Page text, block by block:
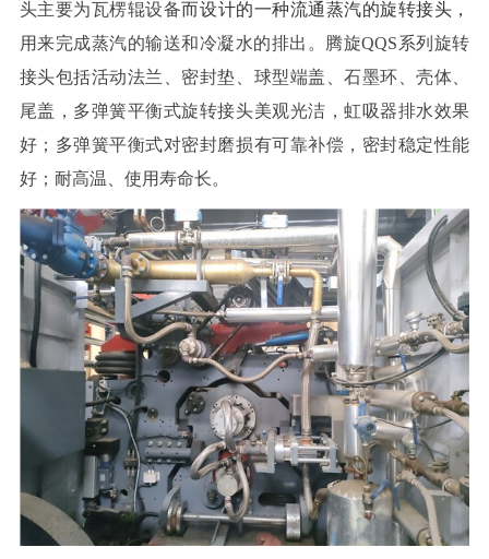
头主要为瓦楞辊设备而设计的一种流通蒸汽的旋转接头 ，
用来完成蒸汽的输送和冷凝水的排出 。 腾旋QQS系列旋转
接头包括活动法兰、密封垫、球型端盖、石墨环、壳体、
尾盖，多弹簧平衡式旋转接头美观光洁，虹吸器排水效果
好；多弹簧平衡式对密封磨损有可靠补偿，密封稳定性能
好； 耐高温、 使用寿命长。